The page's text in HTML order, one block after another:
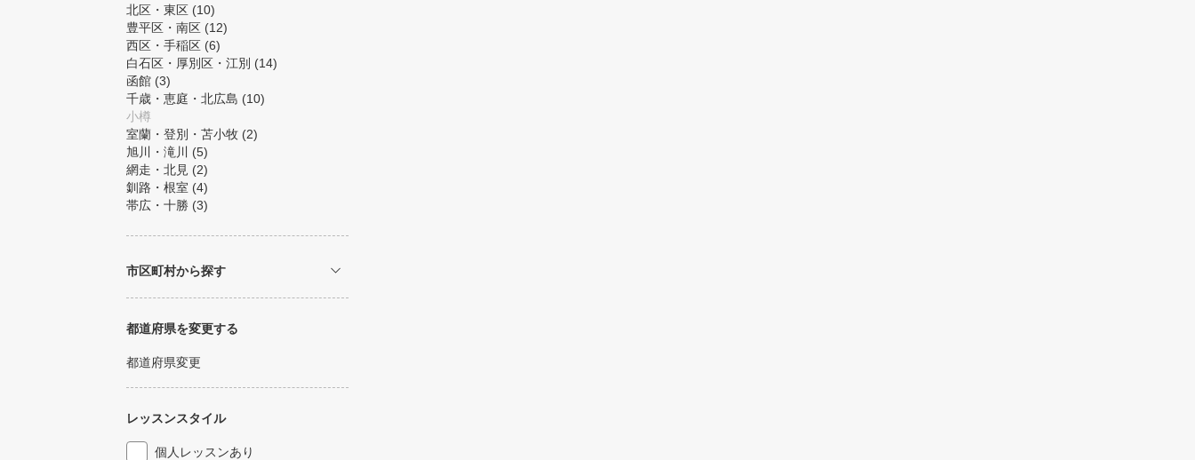
北区・東区 (10)
豊平区・南区 (12)
西区・手稲区 (6)
白石区・厚別区・江別 (14)
函館 (3)
千歳・恵庭・北広島 (10)
小樽
室蘭・登別・苫小牧 (2)
旭川・滝川
(5)
網走・北見 (2)
釧路・根室 (4)
帯広・十勝 (3)
市区町村から探す
都道府県を変更する
都道府県変更
レッスンスタイル
個人レッスンあり